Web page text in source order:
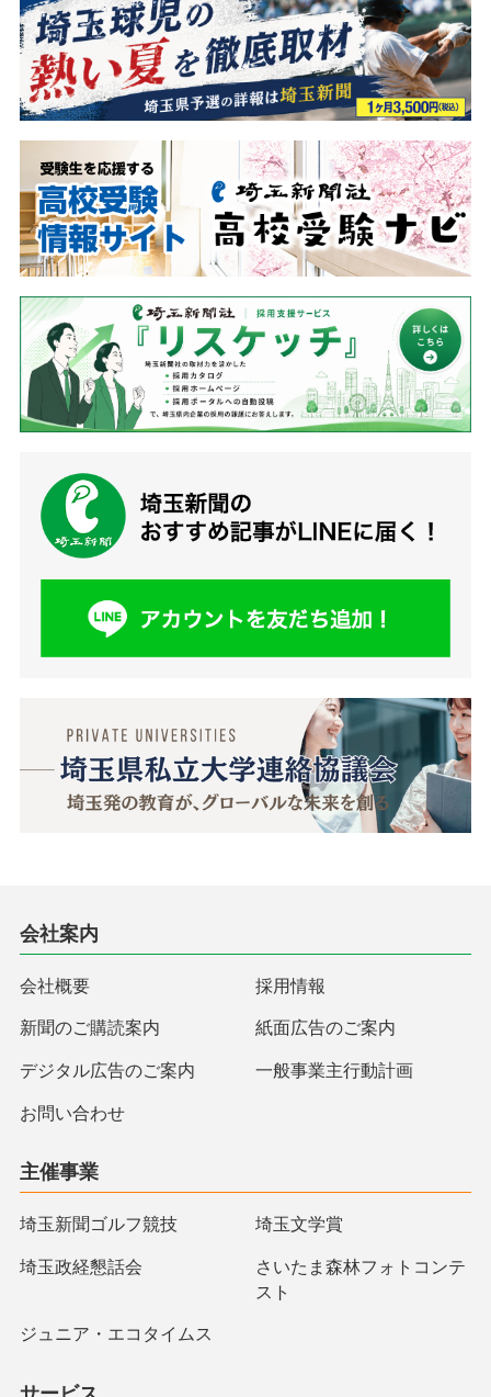
会社案内
会社概要 採用情報
新聞のご購読案内 紙面広告のご案内
デジタル広告のご案内 一般事業主行動計画
お問い合わせ
主催事業
埼玉新聞ゴルフ競技 埼玉文学賞
埼玉政経懇話会
さいたま森林フォトコンテ
スト
ジュニア・エコタイムス